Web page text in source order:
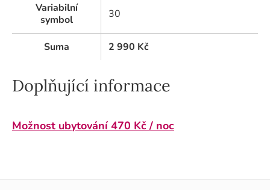
Variabilní
symbol
30
Suma 2 990 Kč
Doplňující informace
Možnost ubytování 470 Kč / noc